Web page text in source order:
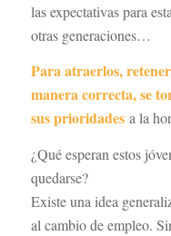
las expectativas para
otras generaciones…
Para atraerlos,
manera correcta, se
sus prioridadesa la
¿Qué esperan estos
quedarse?
Existe una idea
al cambio de empleo.